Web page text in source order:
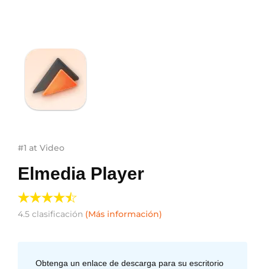
#1 at Video
Elmedia Player
4.5 clasificación (Más información)
Obtenga un enlace de descarga para su escritorio